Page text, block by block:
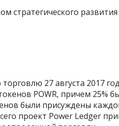
стратегического
27 августа 2017
POWR, причем 25%
были присуждены
проект Power Ledger